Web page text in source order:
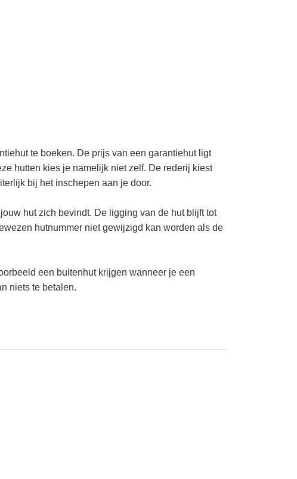
te boeken. De prijs van een garantiehut ligt
hutten kies je namelijk niet zelf. De rederij kiest
bij het inschepen aan je door.
hut zich bevindt. De ligging van de hut blijft tot
hutnummer niet gewijzigd kan worden als de
een buitenhut krijgen wanneer je een
niets te betalen.